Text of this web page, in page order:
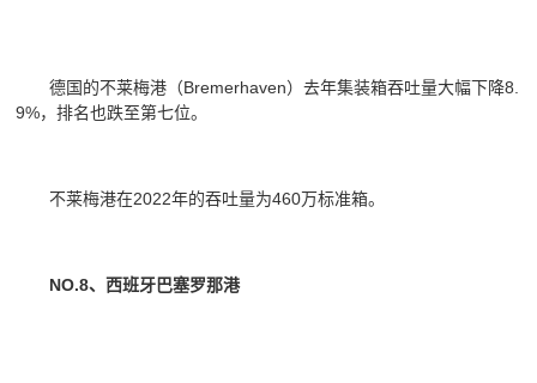
德国的不莱梅港（Bremerhaven）去年集装箱吞吐量大幅下降8.
9%，排名也跌至第七位。
不莱梅港在2022年的吞吐量为460万标准箱。
NO.8、西班牙巴塞罗那港